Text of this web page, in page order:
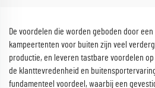
De voordelen die worden geboden door
kampeertenten voor buiten zijn veel
productie, en leveren tastbare voordelen
de klanttevredenheid en
fundamenteel voordeel, waarbij een